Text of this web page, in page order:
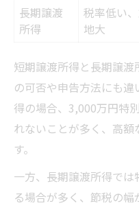
長期譲渡
所得
税率低い
地大
短期譲渡所得と長期譲
の可否や申告方法にも
得の場合、3,000万円特
れないことが多く、高
す。
一方、長期譲渡所得で
る場合が多く、節税の